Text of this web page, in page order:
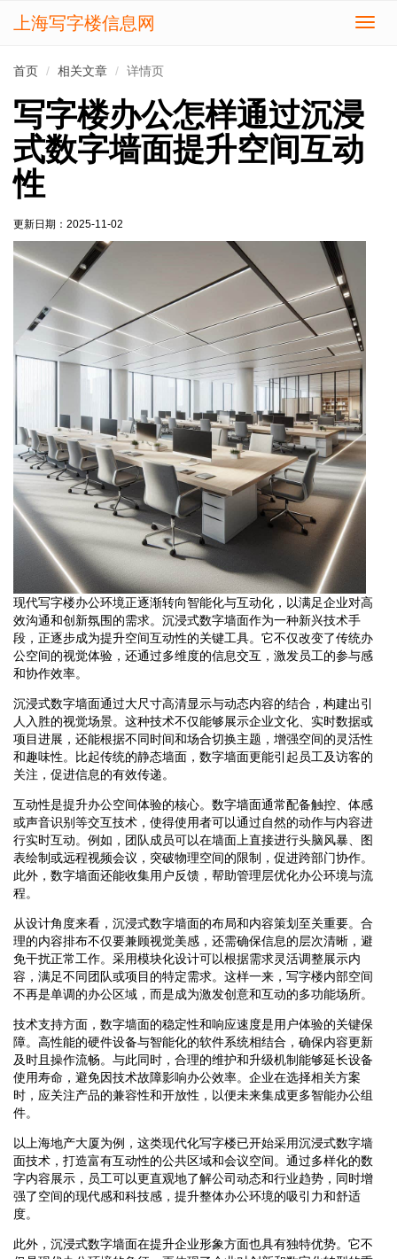
切
上海写字楼信息网
首页 相关文章 详情页
写字楼办公怎样通过沉浸
式数字墙面提升空间互动
性
更新日期： 2025-11-02
现代写字楼办公环境正逐渐转向智能化与互动化，以满足企业对高
效沟通和创新氛围的需求。沉浸式数字墙面作为一种新兴技术手
段，正逐步成为提升空间互动性的关键工具。它不仅改变了传统办
公空间的视觉体验，还通过多维度的信息交互，激发员工的参与感
和协作效率。
沉浸式数字墙面通过大尺寸高清显示与动态内容的结合，构建出引
人入胜的视觉场景。这种技术不仅能够展示企业文化、实时数据或
项目进展，还能根据不同时间和场合切换主题，增强空间的灵活性
和趣味性。比起传统的静态墙面，数字墙面更能引起员工及访客的
关注，促进信息的有效传递。
互动性是提升办公空间体验的核心。数字墙面通常配备触控、体感
或声音识别等交互技术，使得使用者可以通过自然的动作与内容进
行实时互动。例如，团队成员可以在墙面上直接进行头脑风暴、图
表绘制或远程视频会议，突破物理空间的限制，促进跨部门协作。
此外，数字墙面还能收集用户反馈，帮助管理层优化办公环境与流
程。
从设计角度来看，沉浸式数字墙面的布局和内容策划至关重要。合
理的内容排布不仅要兼顾视觉美感，还需确保信息的层次清晰，避
免干扰正常工作。采用模块化设计可以根据需求灵活调整展示内
容，满足不同团队或项目的特定需求。这样一来，写字楼内部空间
不再是单调的办公区域，而是成为激发创意和互动的多功能场所。
技术支持方面，数字墙面的稳定性和响应速度是用户体验的关键保
障。高性能的硬件设备与智能化的软件系统相结合，确保内容更新
及时且操作流畅。与此同时，合理的维护和升级机制能够延长设备
使用寿命，避免因技术故障影响办公效率。企业在选择相关方案
时，应关注产品的兼容性和开放性，以便未来集成更多智能办公组
件。
以上海地产大厦为例，这类现代化写字楼已开始采用沉浸式数字墙
面技术，打造富有互动性的公共区域和会议空间。通过多样化的数
字内容展示，员工可以更直观地了解公司动态和行业趋势，同时增
强了空间的现代感和科技感，提升整体办公环境的吸引力和舒适
度。
此外，沉浸式数字墙面在提升企业形象方面也具有独特优势。它不